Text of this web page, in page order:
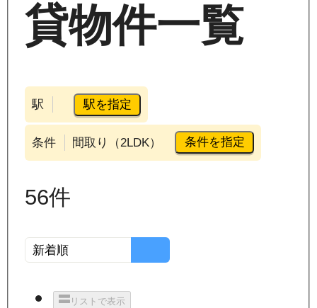
貸物件一覧
駅 駅を指定
条件 間取り（2LDK） 条件を指定
56件
リストで表示